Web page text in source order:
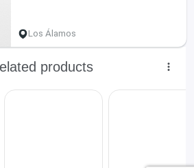
Los Álamos